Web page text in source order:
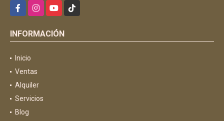
FacebookInstagramYouTubeTikTok
INFORMACIÓN
Inicio
Ventas
Alquiler
Servicios
Blog